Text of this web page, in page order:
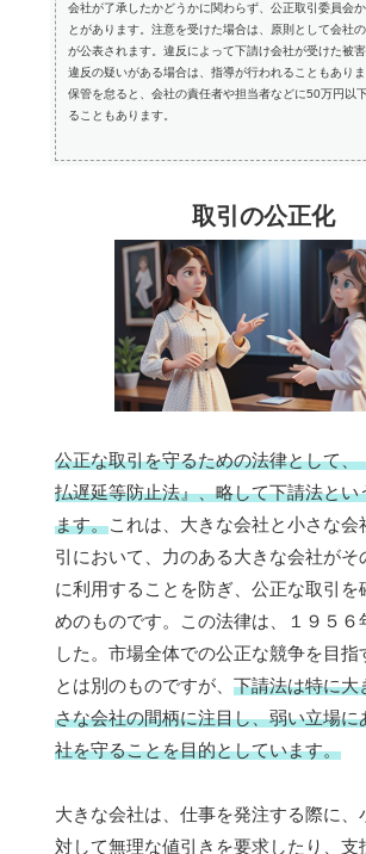
会社が了承したかどうかに関わらず、公正取引委員会
とがあります。注意を受けた場合は、原則として会社
が公表されます。違反によって下請け会社が受けた被害
違反の疑いがある場合は、指導が行われることもあり
保管を怠ると、会社の責任者や担当者などに50万円以
ることもあります。
取引の公正化
公正な取引を守るための法律として、
払遅延等防止法』、略して下請法とい
ます。これは、大きな会社と小さな会
引において、力のある大きな会社がそ
に利用することを防ぎ、公正な取引を
めのものです。この法律は、１９５６
した。市場全体での公正な競争を目指
とは別のものですが、 下請法は特に大
さな会社の間柄に注目し、弱い立場に
社を守ることを目的としています。
大きな会社は、仕事を発注する際に、
対して無理な値引きを要求したり、支